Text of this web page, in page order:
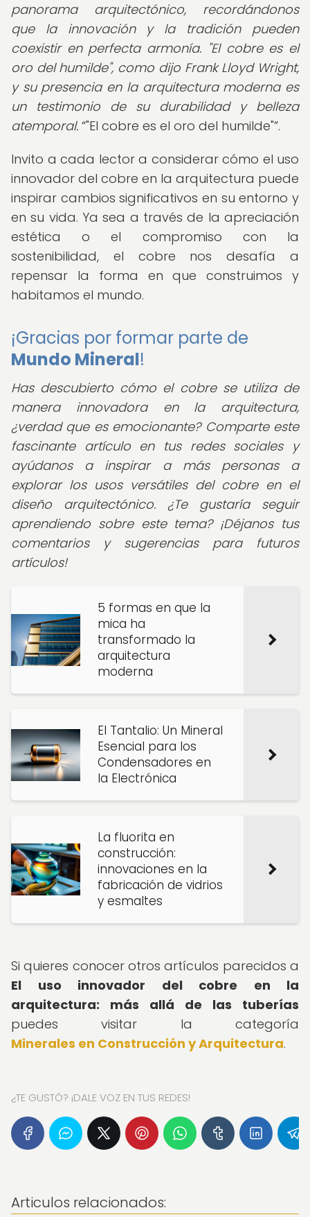
panorama arquitectónico, recordándonos
que la innovación y la tradición pueden
coexistir en perfecta armonía. "El cobre es el
oro del humilde", como dijo Frank Lloyd Wright,
y su presencia en la arquitectura moderna es
un testimonio de su durabilidad y belleza
atemporal. "El cobre es el oro del humilde" .
Invito a cada lector a considerar cómo el uso
innovador del cobre en la arquitectura puede
inspirar cambios significativos en su entorno y
en su vida. Ya sea a través de la apreciación
estética o el compromiso con la
sostenibilidad, el cobre nos desafía a
repensar la forma en que construimos y
habitamos el mundo.
¡Gracias por formar parte de
Mundo Mineral!
Has descubierto cómo el cobre se utiliza de
manera innovadora en la arquitectura,
¿verdad que es emocionante? Comparte este
fascinante artículo en tus redes sociales y
ayúdanos a inspirar a más personas a
explorar los usos versátiles del cobre en el
diseño arquitectónico. ¿Te gustaría seguir
aprendiendo sobre este tema? ¡Déjanos tus
comentarios y sugerencias para futuros
artículos!
5 formas en que la
mica ha
transformado la
arquitectura
moderna
El Tantalio: Un Mineral
Esencial para los
Condensadores en
la Electrónica
La fluorita en
construcción:
innovaciones en la
fabricación de vidrios
y esmaltes
Si quieres conocer otros artículos parecidos a
El uso innovador del cobre en la
arquitectura: más allá de las tuberías
puedes visitar la categoría
Minerales en Construcción y Arquitectura.
¿TE GUSTÓ? ¡DALE VOZ EN TUS REDES!
Articulos relacionados: